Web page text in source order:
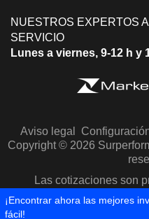
NUESTROS EXPERTOS
SERVICIO
Lunes a viernes, 9-12 h y
Aviso legal
Copyright © 2026
Las cotizaciones son
Morningstar
¡Encontrar ahora las mejores
fácil!